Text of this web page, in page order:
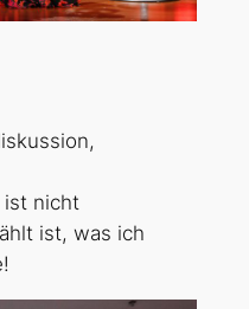
ist nicht
ist, was ich